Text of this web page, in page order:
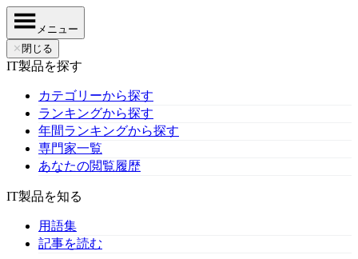
メニュー
✕ 閉じる
IT製品を探す
カテゴリーから探す
ランキングから探す
年間ランキングから探す
専門家一覧
あなたの閲覧履歴
IT製品を知る
用語集
記事を読む